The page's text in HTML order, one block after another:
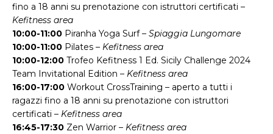
fino a 18 anni su prenotazione con istruttori certificati –
Kefitness area
10:00-11:00 Piranha Yoga Surf – Spiaggia Lungomare
10:00-11:00 Pilates – Kefitness area
10:00-12:00 Trofeo Kefitness 1 Ed. Sicily Challenge 2024
Team Invitational Edition – Kefitness area
16:00-17:00 Workout CrossTraining – aperto a tutti i
ragazzi fino a 18 anni su prenotazione con istruttori
certificati – Kefitness area
16:45-17:30 Zen Warrior – Kefitness area